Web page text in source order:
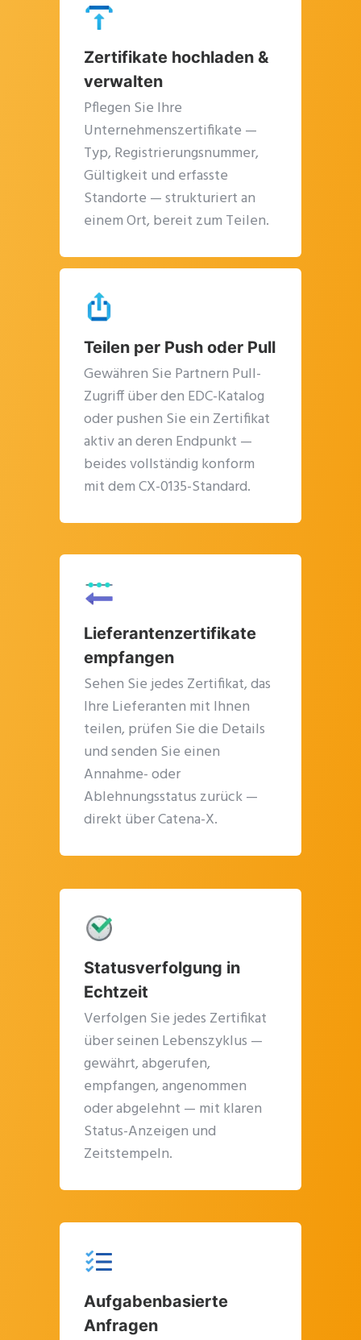
Zertifikate hochladen &
verwalten
Pflegen Sie Ihre
Unternehmenszertifikate —
Typ, Registrierungsnummer,
Gültigkeit und erfasste
Standorte — strukturiert an
einem Ort, bereit zum Teilen.
Teilen per Push oder Pull
Gewähren Sie Partnern Pull-
Zugriff über den EDC-Katalog
oder pushen Sie ein Zertifikat
aktiv an deren Endpunkt —
beides vollständig konform
mit dem CX-0135-Standard.
Lieferantenzertifikate
empfangen
Sehen Sie jedes Zertifikat, das
Ihre Lieferanten mit Ihnen
teilen, prüfen Sie die Details
und senden Sie einen
Annahme- oder
Ablehnungsstatus zurück —
direkt über Catena-X.
Statusverfolgung in
Echtzeit
Verfolgen Sie jedes Zertifikat
über seinen Lebenszyklus —
gewährt, abgerufen,
empfangen, angenommen
oder abgelehnt — mit klaren
Status-Anzeigen und
Zeitstempeln.
Aufgabenbasierte
Anfragen
Exchange — FREE for up to 3 years
Plus company certificate management included. Limited funded
Start free — 15 min